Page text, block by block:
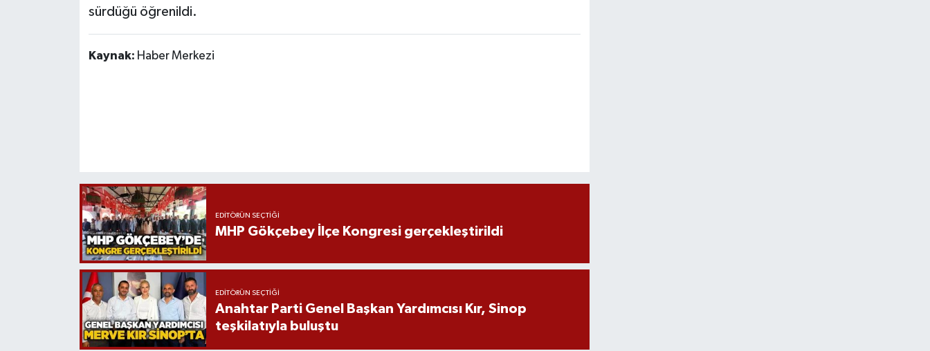
sürdüğü öğrenildi.
Kaynak: Haber Merkezi
EDITÖRÜN SEÇTIĞI
MHP Gökçebey İlçe Kongresi gerçekleştirildi
EDITÖRÜN SEÇTIĞI
Anahtar Parti Genel Başkan Yardımcısı Kır, Sinop
teşkilatıyla buluştu